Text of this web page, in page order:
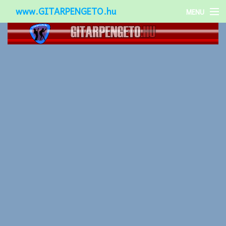
www.GITARPENGETO.hu MENU
Népszerű-